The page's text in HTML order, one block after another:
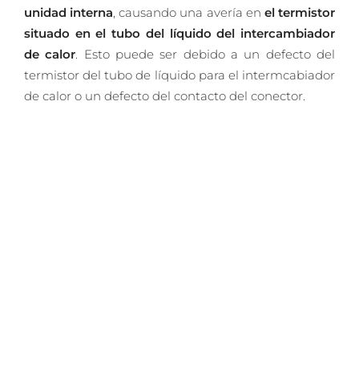
unidad interna, causando una avería en el termistor
situado en el tubo del líquido del intercambiador
de calor. Esto puede ser debido a un defecto del
termistor del tubo de líquido para el intermcabiador
de calor o un defecto del contacto del conector.